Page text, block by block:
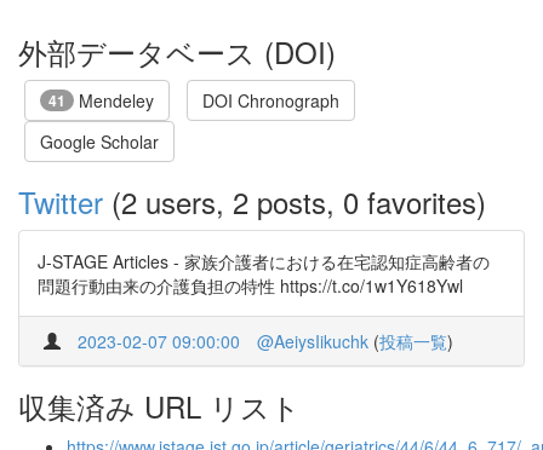
外部データベース (DOI)
41 Mendeley
DOI Chronograph
Google Scholar
Twitter (2 users, 2 posts, 0 favorites)
J-STAGE Articles - 家族介護者における在宅認知症高齢者の
問題行動由来の介護負担の特性 https://t.co/1w1Y618Ywl
2023-02-07 09:00:00 @AeiysIikuchk (投稿一覧)
収集済み URL リスト